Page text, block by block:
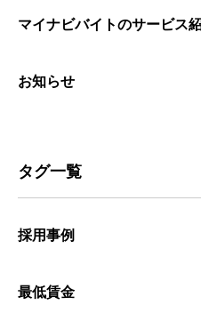
マイナビバイトのサービス
お知らせ
タグ一覧
採用事例
最低賃金